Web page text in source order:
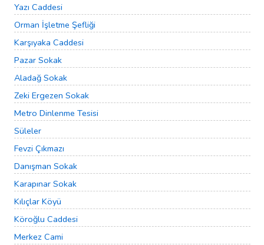
Yazı Caddesi
Orman İşletme Şefliği
Karşıyaka Caddesi
Pazar Sokak
Aladağ Sokak
Zeki Ergezen Sokak
Metro Dinlenme Tesisi
Süleler
Fevzi Çıkmazı
Danışman Sokak
Karapınar Sokak
Kılıçlar Köyü
Köroğlu Caddesi
Merkez Cami